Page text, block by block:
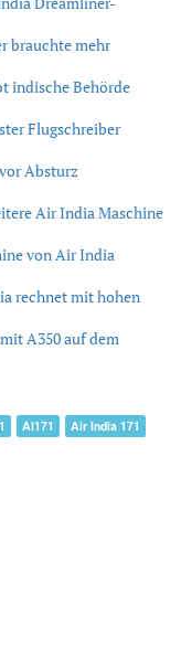
brauchte mehr
indische Behörde
Flugschreiber
Absturz
Air India Maschine
von Air India
rechnet mit hohen
A350 auf dem
AI171
Air India 171